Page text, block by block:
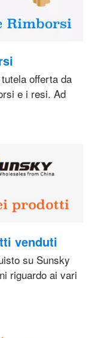
offerta da
e i resi. Ad
venduti
su Sunsky
riguardo ai vari